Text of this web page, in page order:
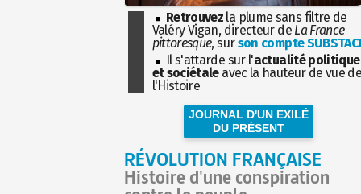
Retrouvez la plume sans filtre de
Valéry Vigan, directeur de La France
pittoresque, surson compte
Il s'attarde sur l'actualité politique
et sociétaleavec la hauteur de vue
l'Histoire
JOURNAL D'UN EXILÉ
DU PRÉSENT
RÉVOLUTION FRANÇAISE
Histoire d'une conspiration